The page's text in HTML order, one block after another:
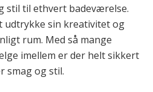
stil til ethvert badeværelse.
udtrykke sin kreativitet og
rum. Med så mange
imellem er der helt sikkert
smag og stil.